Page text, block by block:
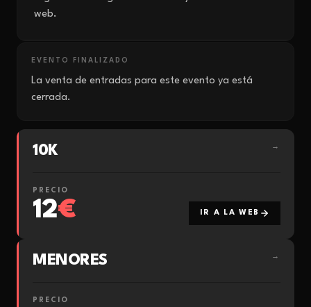
web.
EVENTO FINALIZADO
La venta de entradas para este evento ya está
cerrada.
10K →
PRECIO
12€ IR A LA WEB
MENORES →
PRECIO